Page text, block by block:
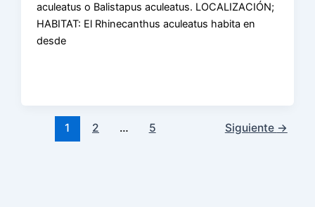
aculeatus o Balistapus aculeatus. LOCALIZACIÓN;
HABITAT: El Rhinecanthus aculeatus habita en
desde
1 2 … 5 Siguiente →